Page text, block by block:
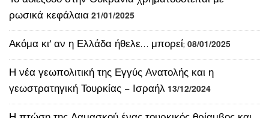
Ακόμα κι’ αν η Ελλάδα ήθελε… μπορεί;
Η νέα γεωπολιτική της Εγγύς Ανατολής και η
γεωστρατηγική Τουρκίας – Ισραήλ 13/12/2024
Η πτώση της Δαμασκού ένας τουρκικός θρίαμβος και
επόμενος στόχος οι Κούρδοι 08/12/2024